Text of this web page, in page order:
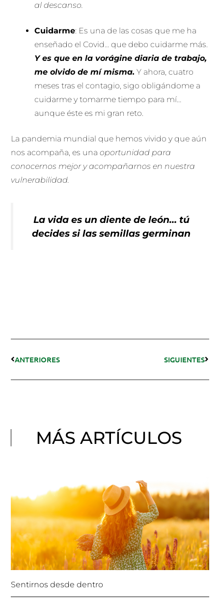
al descanso.
Cuidarme: Es una de las cosas que me ha
enseñado el Covid… que debo cuidarme más.
Y es que en la vorágine diaria de trabajo,
me olvido de mí misma. Y ahora, cuatro
meses tras el contagio, sigo obligándome a
cuidarme y tomarme tiempo para mí…
aunque éste es mi gran reto.
La pandemia mundial que hemos vivido y que aún
nos acompaña, es unaoportunidad para
conocernos mejor y acompañarnos en nuestra
vulnerabilidad.
La vida es un diente de león… tú
decides si las semillas germinan
ANTERIORES SIGUIENTES
MÁS ARTÍCULOS
Sentirnos desde dentro